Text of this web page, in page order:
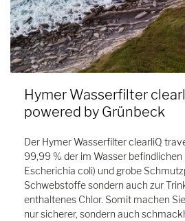
Hymer Wasserfilter
powered by Grünbeck
Der Hymer Wasserfilter clearliQ
99,99 % der im Wasser befindlichen
Escherichia coli) und grobe
Schwebstoffe sondern auch zur
enthaltenes Chlor. Somit machen
nur sicherer, sondern auch